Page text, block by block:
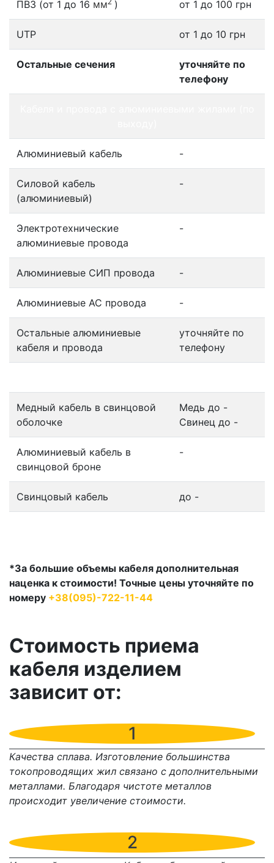
ПВ3 (от 1 до 16 мм ) от 1 до 100 грн
UTP от 1 до 10 грн
Остальные сечения
уточняйте по
телефону
Алюминиевый кабель -
Силовой кабель
(алюминиевый)
-
Электротехнические
алюминиевые провода
-
Алюминиевые СИП провода -
Алюминиевые АС провода -
Остальные алюминиевые
кабеля и провода
уточняйте по
телефону
Медный кабель в свинцовой
оболочке
Медь до -
Свинец до -
Алюминиевый кабель в
свинцовой броне
-
Свинцовый кабель до -
*За большие объемы кабеля дополнительная
наценка к стоимости! Точные цены уточняйте по
номеру +38(095)-722-11-44
Стоимость приема
кабеля изделием
зависит от:
1
Качества сплава. Изготовление большинства
токопроводящих жил связано с дополнительными
металлами. Благодаря чистоте металлов
происходит увеличение стоимости.
2